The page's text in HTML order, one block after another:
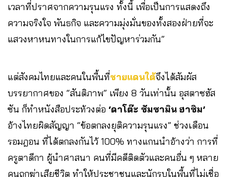
เวลาที่ปราศจากความรุนแรง ทั้งนี้ เพื่อเป็นการแสดงถึง
ความจริงใจ พันธกิจ และความมุ่งมั่นของทั้งสองฝ่ายที่จะ
แสวงหาหนทางในการแก้ไขปัญหาร่วมกัน”
แต่สังคมไทยและคนในพื้นที่ชายแดนใต้จึงได้สัมผัส
บรรยากาศของ “สันติภาพ” เพียง 8 วันเท่านั้น อุสตาซฮัส
ซัน ก็ทำหนังสือประท้วงต่อ ‘ดาโต๊ะ ซัมซามิน ฮาซิม’
อ้างไทยผิดสัญญา “ข้อตกลงยุติความรุนแรง” ช่วงเดือน
รอมฎอน ที่ได้ตกลงกันไว้ 100% ทางแกนนำอ้างว่า การที่
ครูตาดีกา ผู้นำศาสนา คนที่มีคดีติดตัวและคนอื่น ๆ หลาย
คนถูกฆ่าเสียชีวิต ทำให้ประชาชนและนักรบในพื้นที่ไม่เชื่อ